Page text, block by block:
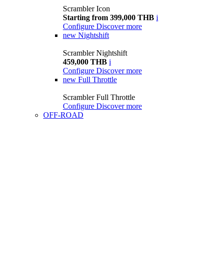
Scrambler Icon
Starting from 399,000 THB i
Configure Discover more
new Nightshift
Scrambler Nightshift
459,000 THB i
Configure Discover more
new Full Throttle
Scrambler Full Throttle
Configure Discover more
OFF-ROAD